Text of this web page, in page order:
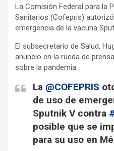
La Comisión Federal para la
Sanitarios (Cofepris)
emergencia de la vacuna
El subsecretario de Salud,
anuncio en la rueda de
sobre la pandemia.
La @COFEPRIS
de uso de
Sputnik V contra
posible que se
para su uso en